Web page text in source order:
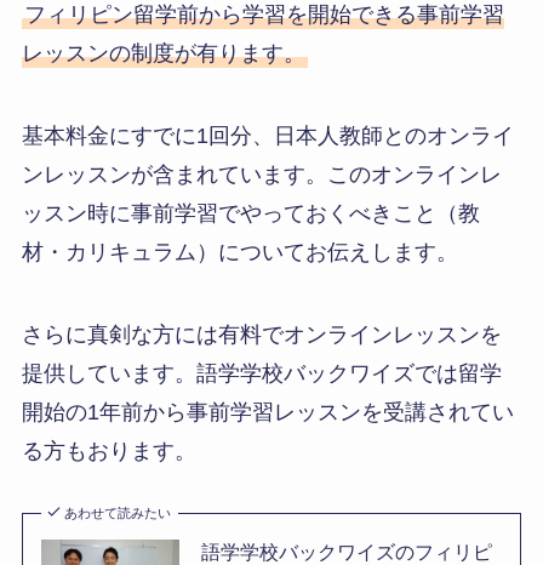
フィリピン留学前から学習を開始できる事前学習
レッスンの制度が有ります。
基本料金にすでに1回分、日本人教師とのオンライ
ンレッスンが含まれています。このオンラインレ
ッスン時に事前学習でやっておくべきこと（教
材・カリキュラム）についてお伝えします。
さらに真剣な方には有料でオンラインレッスンを
提供しています。語学学校バックワイズでは留学
開始の1年前から事前学習レッスンを受講されてい
る方もおります。
あわせて読みたい
語学学校バックワイズのフィリピ